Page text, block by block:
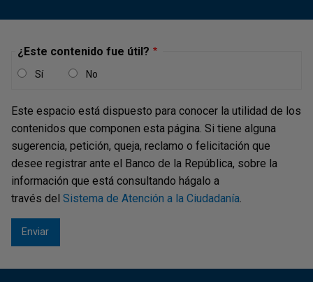
¿Este contenido fue útil?
Sí No
Este espacio está dispuesto para conocer la utilidad de los
contenidos que componen esta página. Si tiene alguna
sugerencia, petición, queja, reclamo o felicitación que
desee registrar ante el Banco de la República, sobre la
información que está consultando hágalo a
través del Sistema de Atención a la Ciudadanía.